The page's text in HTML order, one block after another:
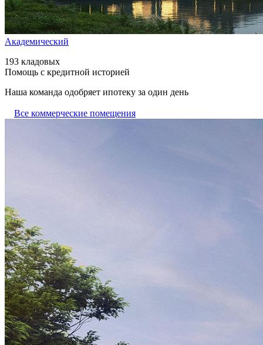
Академический
193 кладовых
Помощь с кредитной историей
Наша команда одобряет ипотеку за один день
Все коммерческие помещения